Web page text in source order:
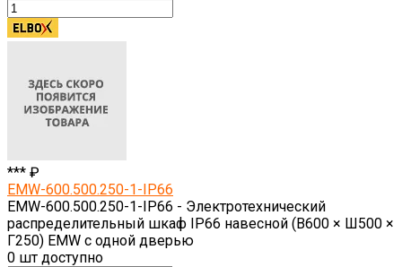
*** ₽
EMW-600.500.250-1-IP66
EMW-600.500.250-1-IP66 - Электротехнический
распределительный шкаф IP66 навесной (В600 × Ш500 ×
Г250) EMW c одной дверью
0 шт доступно